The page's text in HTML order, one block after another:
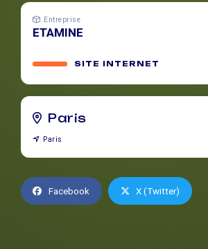
Entreprise
ETAMINE
SITE INTERNET
Paris
Paris
Facebook X (Twitter)